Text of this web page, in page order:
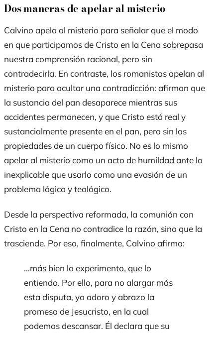
Dos maneras de apelar al misterio
Calvino apela al misterio para señalar que el modo
en que participamos de Cristo en la Cena sobrepasa
nuestra comprensión racional, pero sin
contradecirla. En contraste, los romanistas apelan al
misterio para ocultar una contradicción: afirman que
la sustancia del pan desaparece mientras sus
accidentes permanecen, y que Cristo está real y
sustancialmente presente en el pan, pero sin las
propiedades de un cuerpo físico. No es lo mismo
apelar al misterio como un acto de humildad ante lo
inexplicable que usarlo como una evasión de un
problema lógico y teológico.
Desde la perspectiva reformada, la comunión con
Cristo en la Cena no contradice la razón, sino que la
trasciende. Por eso, finalmente, Calvino afirma:
…más bien lo experimento, que lo
entiendo. Por ello, para no alargar más
esta disputa, yo adoro y abrazo la
promesa de Jesucristo, en la cual
podemos descansar. Él declara que su